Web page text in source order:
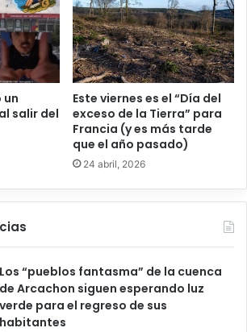
un
salir del
Este viernes es el “Día del
exceso de la Tierra” para
Francia (y es más tarde
que el año pasado)
24 abril, 2026
Los “pueblos fantasma” de la cuenca
de Arcachon siguen esperando luz
verde para el regreso de sus
habitantes